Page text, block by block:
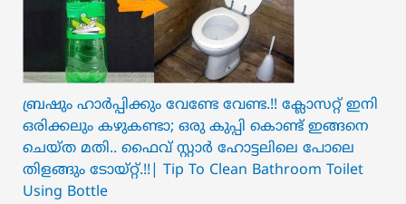
ബ്രഷും ഹാർപ്പിക്കും വേണ്ടേ വേണ്ട.!! ക്ലോസറ്റ് ഇനി
ഒരിക്കലും കഴുകണ്ടാ; ഒരു കുപ്പി കൊണ്ട് ഇങ്ങനെ
ചെയ്ത മതി.. ഫൈവ് സ്റ്റാർ ഹോട്ടലിലെ പോലെ
തിളങ്ങും ടോയ്റ്റ്.!!| Tip To Clean Bathroom Toilet
Using Bottle